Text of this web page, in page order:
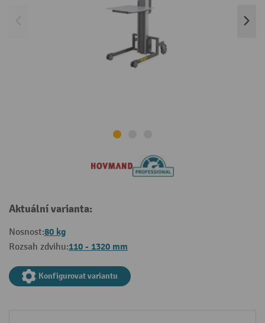
Aktuální varianta:
Nosnost:80 kg
Rozsah zdvihu:110 - 1320 mm
Konfigurovat variantu